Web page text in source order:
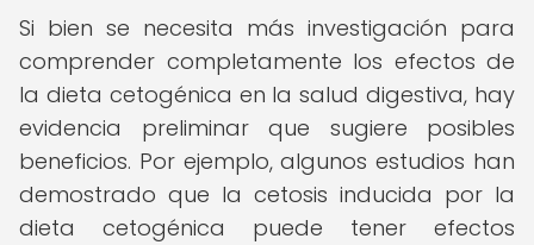
Si bien se necesita más investigación para
comprender completamente los efectos de
la dieta cetogénica en la salud digestiva, hay
evidencia preliminar que sugiere posibles
beneficios. Por ejemplo, algunos estudios han
demostrado que la cetosis inducida por la
dieta cetogénica puede tener efectos